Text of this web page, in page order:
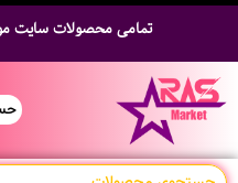
تمامی محصولات سایت